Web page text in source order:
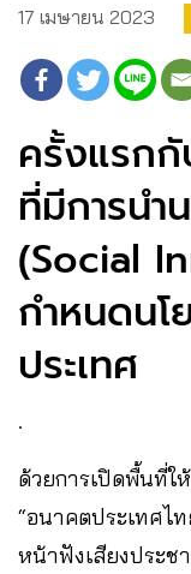
17 เมษายน 2023
ครั้งแรก
ที่มีการน
(Social
กำหนดนโ
ประเทศ
.
ด้วยการเปิดพื้นที่
“อนาคตประเทศไ
หน้าฟังเสียงประช